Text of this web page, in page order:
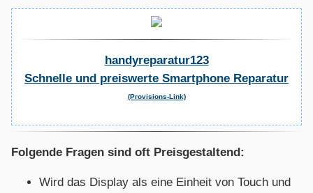
handyreparatur123
Schnelle und preiswerte Smartphone Reparatur
(Provisions-Link)
Folgende Fragen sind oft Preisgestaltend:
Wird das Display als eine Einheit von Touch und